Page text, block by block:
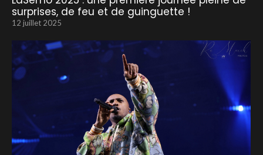
surprises, de feu et de guinguette !
12 juillet 2025